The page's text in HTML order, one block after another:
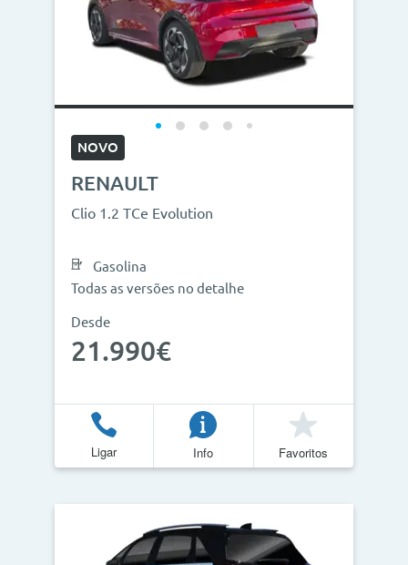
NOVO
RENAULT
Clio 1.2 TCe Evolution
Gasolina
Todas as versões no detalhe
Desde
21.990€
Ligar Info Favoritos